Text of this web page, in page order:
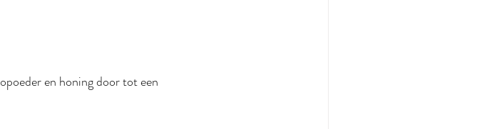
en honing door tot een